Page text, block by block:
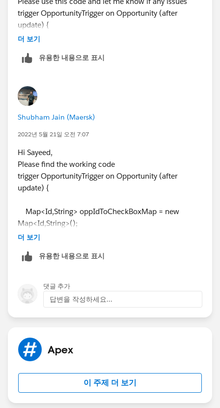
trigger OpportunityTrigger on Opportunity (after
update) {
Map<Id,String>();
if (opp.Amount !=
Trigger.oldMap.get(
opp.ExpectedRevenue !=
Trigger.oldMap.get(opp.Id
if (opp.Amount > 0.3 * opp.ExpectedRevenue
Trigger.oldMap.get(
oppIdToCheckBoxMap.put(
} else if (opp.Amount > 0.2 *
opp.ExpectedRevenue &&
Trigger.oldMap.get(opp.Id).ExpectedRevenue) {
oppIdToCheckBoxMap.put(
} else if (opp.Amount > 0.1 *
opp.ExpectedRevenue &&
Trigger.oldMap.get(opp.Id
oppIdToCheckBoxMap.put(
}
}
if (oppIdToCheckBoxMap.size() > 0) {
List<Discount_Coupon__c> discountCouponList
Coupon_Code3__c FROM Discount_Coupon__c
WHERE Opportunity__c IN
:oppIdToCheckBoxMap.keySet()];
더 보기
유용한 내용으로 표시
Shubham Jain (Maersk)
2022년 5월 21일 오전 7:07
Hi Sayeed,
Please find the working code
trigger OpportunityTrigger on Opportunity (after
update) {
Map<Id,String> oppIdToCheckBoxMap = new
Map<Id,String>();
for (Opportunity opp : Trigger.new) {
Trigger.oldMap.get(opp.Id
Trigger.oldMap.get(
if (opp.Amount > 0.3 * opp.ExpectedRevenue
&& Trigger.oldMap <= 0.3 *
Trigger.oldMap.get(opp.Id).ExpectedRevenue) {
} else if (opp.Amount > 0.2 *
opp.ExpectedRevenue && Trigger.oldMap <= 0.2 *
oppIdToCheckBoxMap.put(opp.Id, '2');
} else if (opp.Amount > 0.1 *
더 보기
유용한 내용으로 표시
댓글 추가
답변을 작성하세요...
Apex
이 주제 더 보기